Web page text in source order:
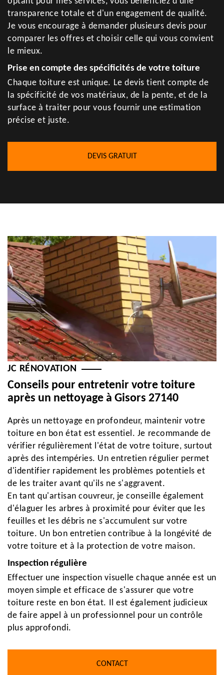
transparence totale et d'un engagement de qualité.
Je vous encourage à demander plusieurs devis pour
comparer les offres et choisir celle qui vous convient
le mieux.
Prise en compte des spécificités de votre toiture
Chaque toiture est unique. Le devis tient compte de
la spécificité de vos matériaux, de la pente, et de la
surface à traiter pour vous fournir une estimation
précise et juste.
DEVIS GRATUIT
JC RÉNOVATION
Conseils pour entretenir votre toiture
après un nettoyage à Gisors 27140
Après un nettoyage en profondeur, maintenir votre
toiture en bon état est essentiel. Je recommande de
vérifier régulièrement l'état de votre toiture, surtout
après des intempéries. Un entretien régulier permet
d'identifier rapidement les problèmes potentiels et
de les traiter avant qu'ils ne s'aggravent.
En tant qu'artisan couvreur, je conseille également
d'élaguer les arbres à proximité pour éviter que les
feuilles et les débris ne s'accumulent sur votre
toiture. Un bon entretien contribue à la longévité de
votre toiture et à la protection de votre maison.
Inspection régulière
Effectuer une inspection visuelle chaque année est un
moyen simple et efficace de s'assurer que votre
toiture reste en bon état. Il est également judicieux
de faire appel à un professionnel pour un contrôle
plus approfondi.
CONTACT